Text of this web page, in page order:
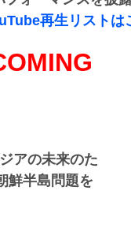
再生リストは
アの未来のた
鮮半島問題を